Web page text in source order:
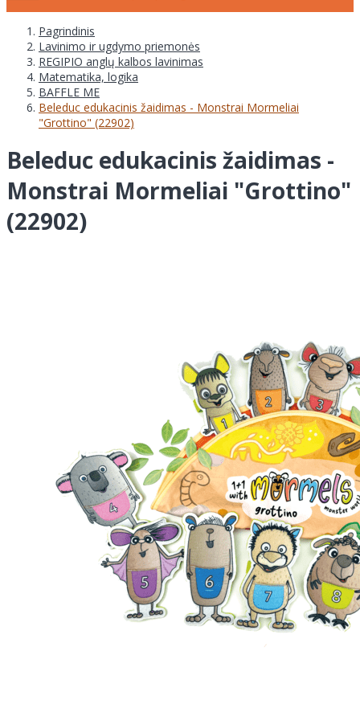
Pagrindinis
Lavinimo ir ugdymo priemonės
REGIPIO anglų kalbos lavinimas
Matematika, logika
BAFFLE ME
Beleduc edukacinis žaidimas - Monstrai Mormeliai
"Grottino" (22902)
Beleduc edukacinis žaidimas -
Monstrai Mormeliai "Grottino"
(22902)